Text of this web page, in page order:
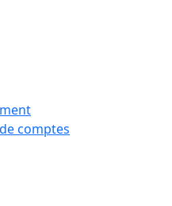
comptes